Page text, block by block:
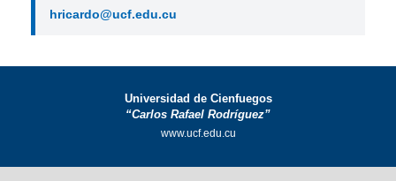
hricardo@ucf.edu.cu
Universidad de Cienfuegos
“Carlos Rafael Rodríguez”
www.ucf.edu.cu